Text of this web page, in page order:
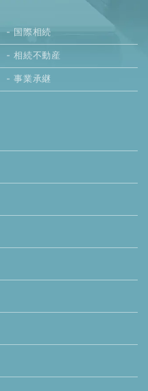
国際相続
相続不動産
事業承継